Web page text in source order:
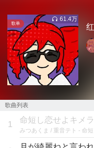
歌单
61.4万
歌曲列表
1 命短し恋せよキメ
みつあくま / 重音テト - 命